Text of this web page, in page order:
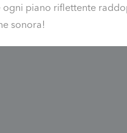
ogni piano riflettente
sonora!